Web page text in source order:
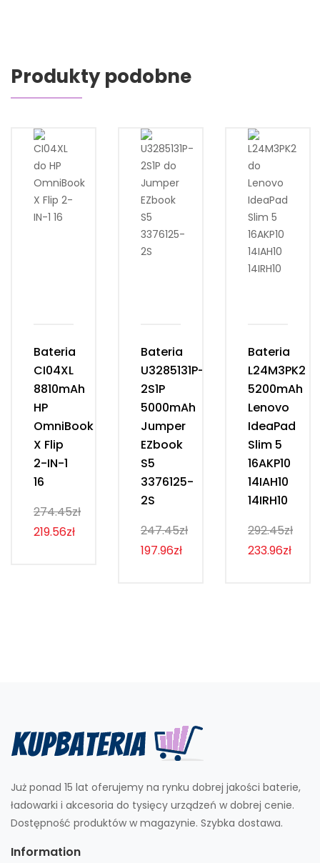
Produkty podobne
Bateria
CI04XL
8810mAh
HP
OmniBook
X Flip
2-IN-1
16
274.45zł
219.56zł
Bateria
U3285131P-
2S1P
5000mAh
Jumper
EZbook
S5
3376125-
2S
247.45zł
197.96zł
Bateria
L24M3PK2
5200mAh
Lenovo
IdeaPad
Slim 5
16AKP10
14IAH10
14IRH10
292.45zł
233.96zł
Już ponad 15 lat oferujemy na rynku dobrej jakości baterie,
ładowarki i akcesoria do tysięcy urządzeń w dobrej cenie.
Dostępność produktów w magazynie. Szybka dostawa.
Information